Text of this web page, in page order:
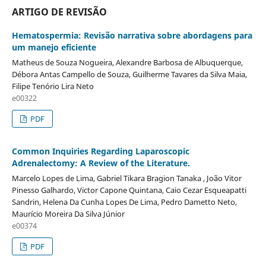
ARTIGO DE REVISÃO
Hematospermia: Revisão narrativa sobre abordagens para
um manejo eficiente
Matheus de Souza Nogueira, Alexandre Barbosa de Albuquerque,
Débora Antas Campello de Souza, Guilherme Tavares da Silva Maia,
Filipe Tenório Lira Neto
e00322
PDF
Common Inquiries Regarding Laparoscopic
Adrenalectomy: A Review of the Literature.
Marcelo Lopes de Lima, Gabriel Tikara Bragion Tanaka , João Vitor
Pinesso Galhardo, Victor Capone Quintana, Caio Cezar Esqueapatti
Sandrin, Helena Da Cunha Lopes De Lima, Pedro Dametto Neto,
Maurício Moreira Da Silva Júnior
e00374
PDF